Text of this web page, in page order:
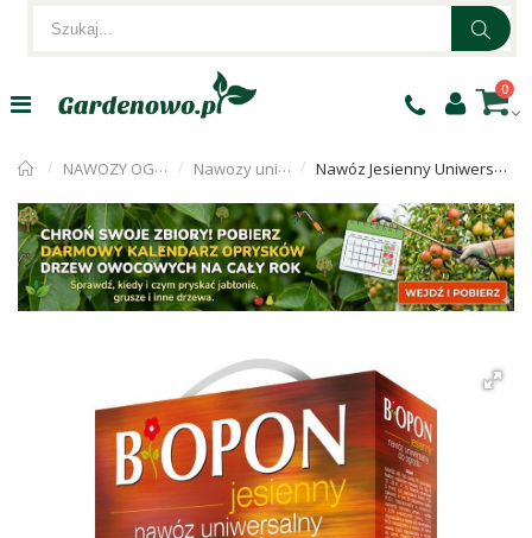
0
NAWOZY OGRODNICZE Nawozy uniwersalne Nawóz Jesienny Uniwersalny 3kg Biopon